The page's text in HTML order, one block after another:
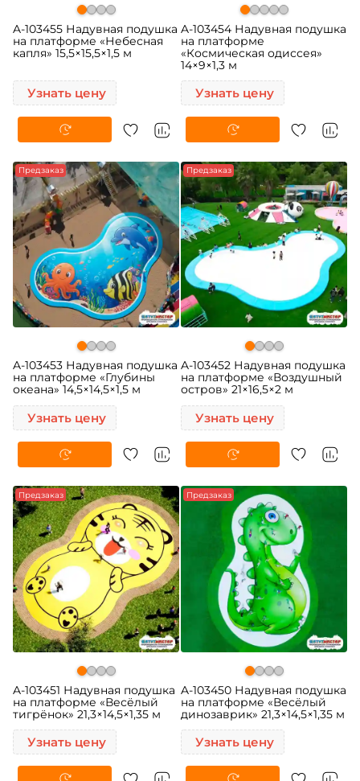
A-103455 Надувная подушка
на платформе «Небесная
капля» 15,5×15,5×1,5 м
Узнать цену
A-103454 Надувная подушка
на платформе
«Космическая одиссея»
14×9×1,3 м
Узнать цену
Предзаказ
A-103453 Надувная подушка
на платформе «Глубины
океана» 14,5×14,5×1,5 м
Узнать цену
Предзаказ
A-103452 Надувная подушка
на платформе «Воздушный
остров» 21×16,5×2 м
Узнать цену
Предзаказ
A-103451 Надувная подушка
на платформе «Весёлый
тигрёнок» 21,3×14,5×1,35 м
Узнать цену
Предзаказ
A-103450 Надувная подушка
на платформе «Весёлый
динозаврик» 21,3×14,5×1,35 м
Узнать цену